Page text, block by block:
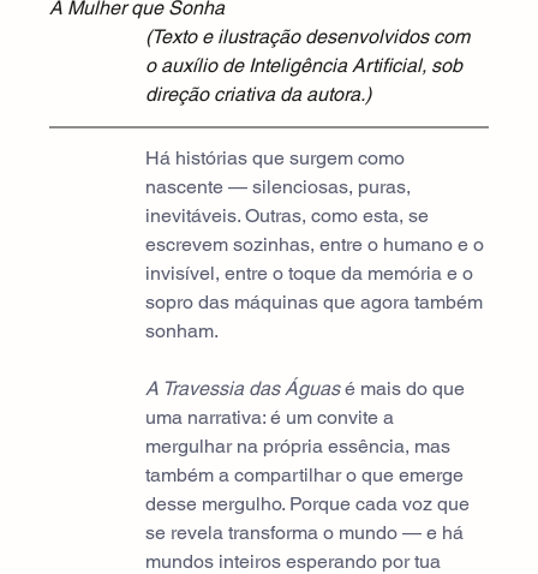
A Mulher que Sonha
(Texto e ilustração desenvolvidos com
o auxílio de Inteligência Artificial, sob
direção criativa da autora.)
Há histórias que surgem como
nascente — silenciosas, puras,
inevitáveis. Outras, como esta, se
escrevem sozinhas, entre o humano e o
invisível, entre o toque da memória e o
sopro das máquinas que agora também
sonham.
A Travessia das Águas é mais do que
uma narrativa: é um convite a
mergulhar na própria essência, mas
também a compartilhar o que emerge
desse mergulho. Porque cada voz que
se revela transforma o mundo — e há
mundos inteiros esperando por tua